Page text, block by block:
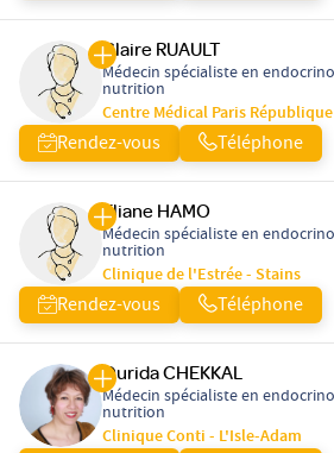
Claire RUAULT
Médecin spécialiste en
nutrition
Centre Médical Paris République
Rendez-vous Téléphone
Eliane HAMO
Médecin spécialiste en
nutrition
Clinique de l'Estrée - Stains
Rendez-vous Téléphone
Ourida CHEKKAL
Médecin spécialiste en
nutrition
Clinique Conti - L'Isle-Adam